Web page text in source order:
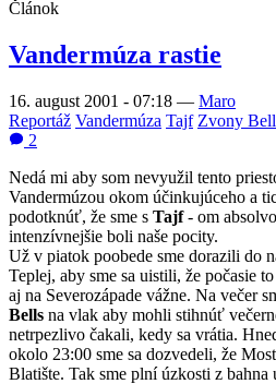
Článok
Vandermúza rastie
16. august 2001 - 07:18 — Maro
Reportáž Vandermúza Tajf Zvony
2
Nedá mi aby som nevyužil tento
Vandermúzou okom účinkujúceho a
podotknúť, že sme s Tajf- om
intenzívnejšie boli naše pocity.
Už v piatok poobede sme dorazili do
Teplej, aby sme sa uistili, že počasie
aj na Severozápade vážne. Na večer
Bells na vlak aby mohli stihnúť
netrpezlivo čakali, kedy sa vrátia.
okolo 23:00 sme sa dozvedeli, že
Blatište. Tak sme plní úzkosti z bahna